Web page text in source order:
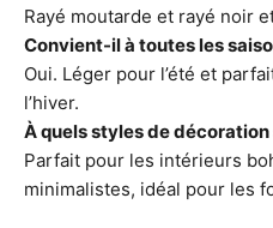
Rayé moutarde et rayé noir
Convient-il à toutes les
Oui. Léger pour l’été et
l’hiver.
À quels styles de décoration
Parfait pour les intérieurs
minimalistes, idéal pour les